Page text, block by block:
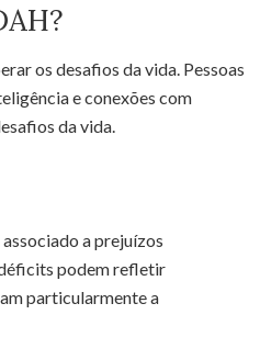
os desafios da vida. Pessoas
e conexões com
da vida.
a prejuízos
podem refletir
particularmente a